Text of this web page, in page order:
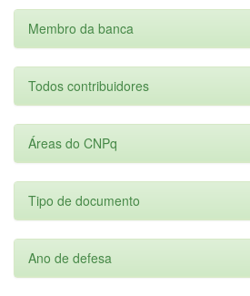
Membro da banca
Todos contribuidores
Áreas do CNPq
Tipo de documento
Ano de defesa